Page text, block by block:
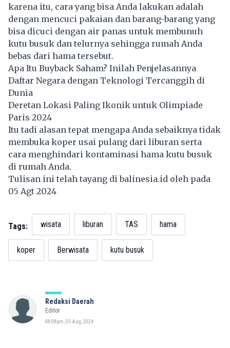
karena itu, cara yang bisa Anda lakukan adalah
dengan mencuci pakaian dan barang-barang yang
bisa dicuci dengan air panas untuk membunuh
kutu busuk dan telurnya sehingga rumah Anda
bebas dari hama tersebut.
Apa Itu Buyback Saham? Inilah Penjelasannya
Daftar Negara dengan Teknologi Tercanggih di
Dunia
Deretan Lokasi Paling Ikonik untuk Olimpiade
Paris 2024
Itu tadi alasan tepat mengapa Anda sebaiknya tidak
membuka koper usai pulang dari liburan serta
cara menghindari kontaminasi hama kutu busuk
di rumah Anda.
Tulisan ini telah tayang dibalinesia.id oleh pada
05 Agt 2024
Tags: wisata liburan TAS hama
koper Berwisata kutu busuk
Redaksi Daerah
Editor
08:08pm, 05 Aug, 2024